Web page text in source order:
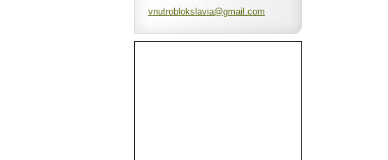
vnutroblokslavia@gmail.com